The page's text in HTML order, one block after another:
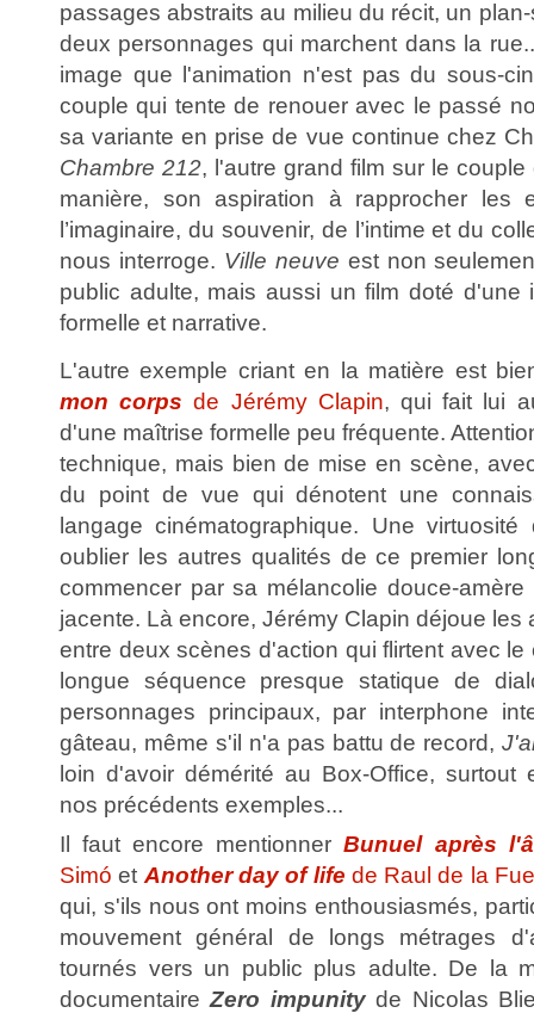
passages abstraits au milieu du récit, un
deux personnages qui marchent dans la
image que l'animation n'est pas du sous-
couple qui tente de renouer avec le passé
sa variante en prise de vue continue chez
Chambre 212, l'autre grand film sur le
manière, son aspiration à rapprocher les
l’imaginaire, du souvenir, de l’intime et du
nous interroge. Ville neuve est non
public adulte, mais aussi un film doté d'une
formelle et narrative.
L'autre exemple criant en la matière est
mon corps de Jérémy Clapin, qui fait lui
d'une maîtrise formelle peu fréquente.
technique, mais bien de mise en scène,
du point de vue qui dénotent une
langage cinématographique. Une
oublier les autres qualités de ce premier
commencer par sa mélancolie douce-
jacente. Là encore, Jérémy Clapin déjoue les
entre deux scènes d'action qui flirtent avec
longue séquence presque statique de
personnages principaux, par interphone
gâteau, même s'il n'a pas battu de record,
loin d'avoir démérité au Box-Office, surtout
nos précédents exemples...
Il faut encore mentionnerBunuel après
Simó et Another day of life de Raul de la
qui, s'ils nous ont moins enthousiasmés,
mouvement général de longs métrages
tournés vers un public plus adulte. De la
documentaire Zero impunityde Nicolas